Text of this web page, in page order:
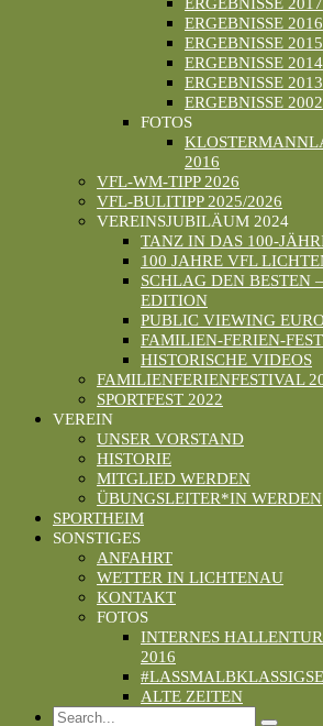
ERGEBNISSE 2017
ERGEBNISSE 2016
ERGEBNISSE 2015
ERGEBNISSE 2014
ERGEBNISSE 2013
ERGEBNISSE
FOTOS
2016
VFL-WM-TIPP 2026
VFL-BULITIPP 2025/2026
VEREINSJUBILÄUM 2024
TANZ IN DAS 100-
100 JAHRE VFL
SCHLAG DEN BESTEN
EDITION
PUBLIC VIEWING
FAMILIEN-FERIEN-
HISTORISCHE VIDEOS
FAMILIENFERIENFESTIVAL
SPORTFEST 2022
VEREIN
UNSER VORSTAND
HISTORIE
MITGLIED WERDEN
ÜBUNGSLEITER*IN WERDEN
SPORTHEIM
SONSTIGES
ANFAHRT
WETTER IN LICHTENAU
KONTAKT
FOTOS
INTERNES
2016
ALTE ZEITEN
Search